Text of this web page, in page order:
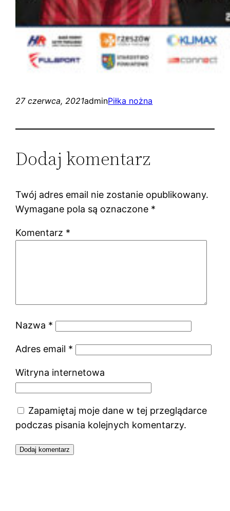
27 czerwca, 2021adminPiłka nożna
Dodaj komentarz
Twój adres email nie zostanie opublikowany.
Wymagane pola są oznaczone *
Komentarz *
Nazwa *
Adres email *
Witryna internetowa
Zapamiętaj moje dane w tej przeglądarce
podczas pisania kolejnych komentarzy.